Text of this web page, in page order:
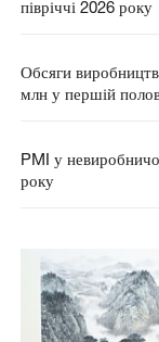
півріччі 2026 року
Обсяги
млн ​​у першій
PMI у
року